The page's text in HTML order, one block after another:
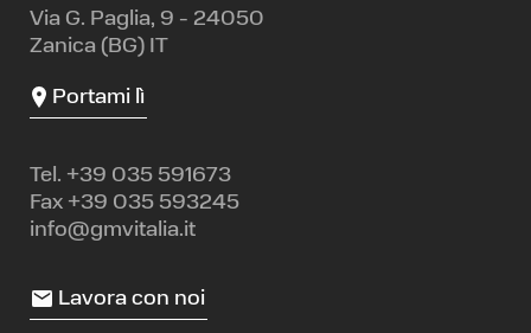
Via G. Paglia, 9 - 24050
Zanica (BG) IT
Portami lì
Tel. +39 035 591673
Fax +39 035 593245
info@gmvitalia.it
Lavora con noi